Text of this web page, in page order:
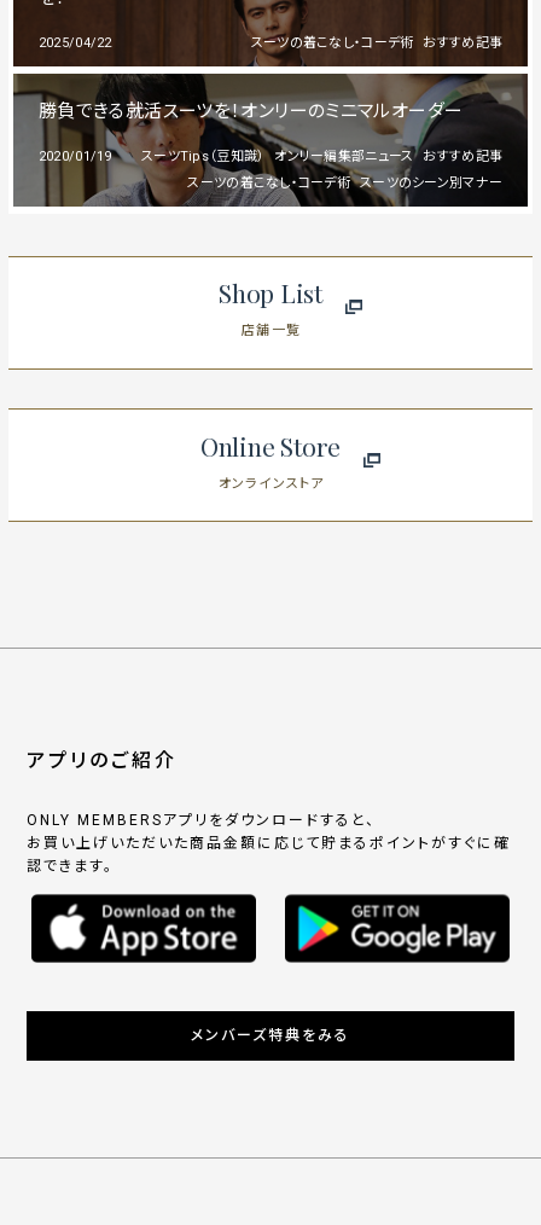
2025/04/22 おすすめ記事
スーツの着こなし・コーデ術
勝負できる就活スーツを！オンリーのミニマルオーダー
2020/01/19 おすすめ記事
オンリー編集部ニュース
スーツTips（豆知識）
スーツのシーン別マナー
スーツの着こなし・コーデ術
Shop List
店舗一覧
Online Store
オンラインストア
アプリのご紹介
ONLY MEMBERSアプリをダウンロードすると、
お買い上げいただいた商品金額に応じて貯まるポイントがすぐに確
認できます。
メンバーズ特典をみる